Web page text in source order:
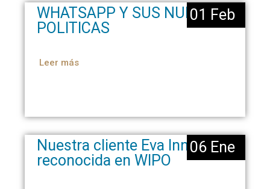
WHATSAPP Y SUS NUEVAS
POLITICAS
Leer más
01 Feb
Nuestra cliente Eva Innocenti
reconocida en WIPO
06 Ene